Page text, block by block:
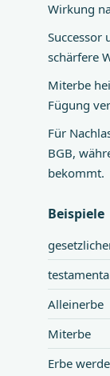
Wirkung
Successor
schärfere
Miterbe
Fügung
Für
BGB,
bekommt.
Beispiele
Alleinerbe
Miterbe
Erbe